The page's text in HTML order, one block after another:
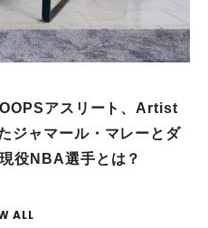
アスリート、Artist
ジャマール・マレーとダ
役NBA選手とは？
ALL